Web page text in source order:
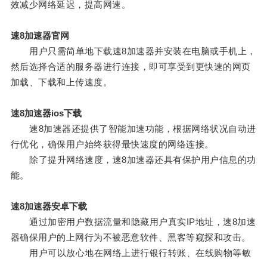
效减少网络延迟，提高网速。
速8加速器官网
用户只需简单地下载速8加速器并安装在电脑或手机上，
然后选择合适的服务器进行连接，即可享受到更快速的网页
加载、下载和上传速度。
速8加速器ios下载
速8加速器还提供了智能加速功能，根据网络状况自动进
行优化，确保用户始终获得最快速度的网络连接。
除了提升网络速度，速8加速器还具有保护用户信息的功
能。
速8加速器安卓下载
通过加密用户数据流量和隐藏用户真实IP地址，速8加速
器确保用户的上网行为不被恶意软件、黑客等窥探和攻击。
用户可以放心地在网络上进行银行转账、在线购物等敏